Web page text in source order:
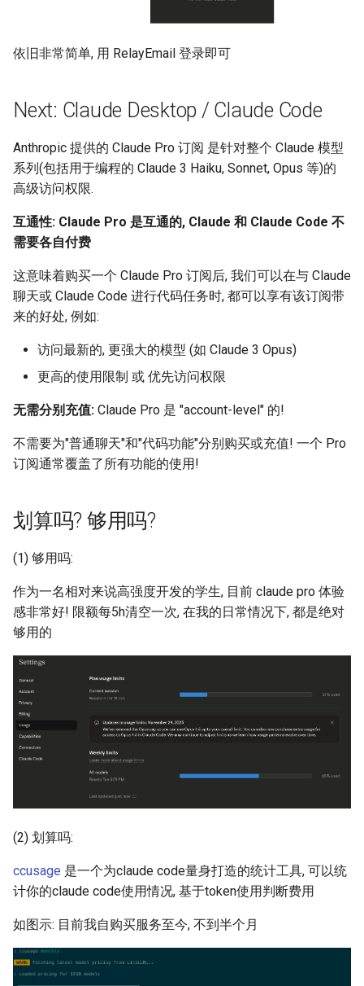
NSDI24 MOSAIC
MobiCom23 SD LEO
SIGCOMM25 SN2
S&P24 SatOver
WWW24 SatGuard
S&P25 DCator
SIGCOMM21 SatNetLab
Nature25 Carbon-neutral
DC
CoNEXT25 NTN LEO
SIGCOMM23 Teal
INFOCOM24 SlimCons
SIGCOMM23 Slingshot
MobiCom23 Atlas
依旧非常简单, 用 RelayEmail 登录即可
Next: Claude Desktop / Claude Code
Anthropic 提供的 Claude Pro 订阅 是针对整个 Claude 模型
系列(包括用于编程的 Claude 3 Haiku, Sonnet, Opus 等)的
高级访问权限.
互通性: Claude Pro 是互通的, Claude 和 Claude Code 不
需要各自付费
这意味着购买一个 Claude Pro 订阅后, 我们可以在与 Claude
聊天或 Claude Code 进行代码任务时, 都可以享有该订阅带
来的好处, 例如:
访问最新的, 更强大的模型 (如 Claude 3 Opus)
更高的使用限制 或 优先访问权限
无需分别充值: Claude Pro 是 "account-level" 的!
不需要为"普通聊天"和"代码功能"分别购买或充值! 一个 Pro
订阅通常覆盖了所有功能的使用!
划算吗? 够用吗?
(1) 够用吗:
作为一名相对来说高强度开发的学生, 目前 claude pro 体验
感非常好! 限额每5h清空一次, 在我的日常情况下, 都是绝对
够用的
(2) 划算吗:
ccusage 是一个为claude code量身打造的统计工具, 可以统
计你的claude code使用情况, 基于token使用判断费用
如图示: 目前我自购买服务至今, 不到半个月